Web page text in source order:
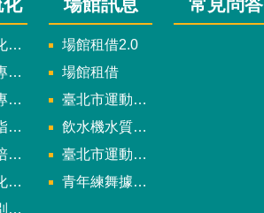
畫
案
場館租借2.0
場館租借
臺北市運動中心
飲水機水質檢驗報告
臺北市運動中心預約系統
青年練舞據點地圖